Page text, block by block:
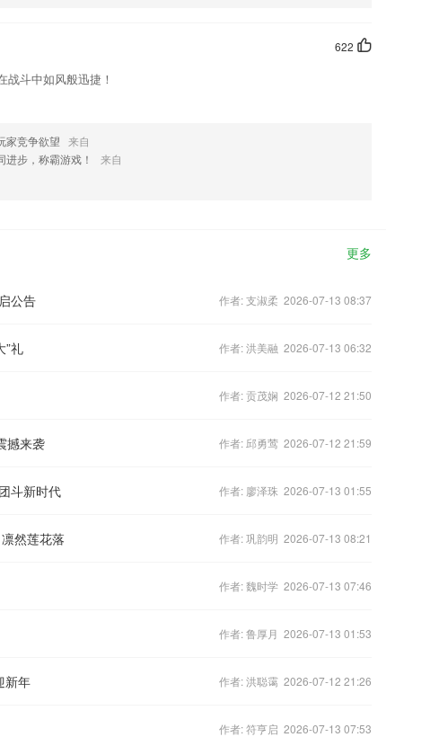
622
斗中如风般迅捷！
家竞争欲望 来自
进步，称霸游戏！
来自
更多
公告 作者: 支淑柔 2026-07-13 08:37
”礼 作者: 洪美融 2026-07-13 06:32
作者: 贡茂娴 2026-07-12 21:50
撼来袭 作者: 邱勇莺 2026-07-12 21:59
斗新时代 作者: 廖泽珠 2026-07-13 01:55
然莲花落 作者: 巩韵明 2026-07-13 08:21
作者: 魏时学 2026-07-13 07:46
作者: 鲁厚月 2026-07-13 01:53
新年 作者: 洪聪霭 2026-07-12 21:26
作者: 符亨启 2026-07-13 07:53